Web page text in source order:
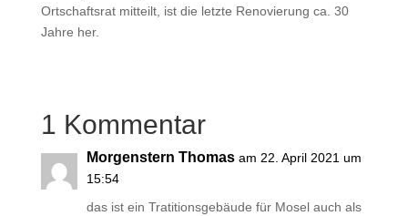
Ortschaftsrat mitteilt, ist die letzte Renovierung ca. 30
Jahre her.
1 Kommentar
Morgenstern Thomas am 22. April 2021 um
15:54
das ist ein Tratitionsgebäude für Mosel auch als